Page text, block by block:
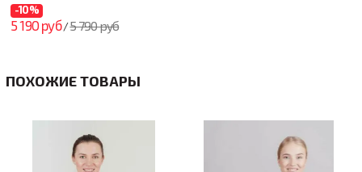
-10%
5 190 руб/5 790 руб
ПОХОЖИЕ ТОВАРЫ